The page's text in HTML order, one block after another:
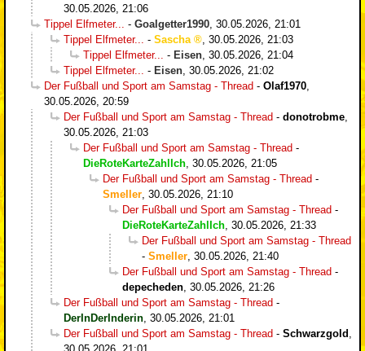
30.05.2026, 21:06
Tippel Elfmeter...
- Goalgetter1990 30.05.2026, 21:01
Tippel Elfmeter...
- Sascha
30.05.2026, 21:03
Tippel Elfmeter...
- Eisen 30.05.2026, 21:04
Tippel Elfmeter...
- Eisen 30.05.2026, 21:02
Der Fußball und Sport am Samstag - Thread - Olaf1970
30.05.2026, 20:59
Der Fußball und Sport am Samstag - Thread - donotrobme
30.05.2026, 21:03
Der Fußball und Sport am Samstag - Thread -
DieRoteKarteZahlIch 30.05.2026, 21:05
Der Fußball und Sport am Samstag - Thread -
Smeller 30.05.2026, 21:10
Der Fußball und Sport am Samstag - Thread -
DieRoteKarteZahlIch 30.05.2026, 21:33
Der Fußball und Sport am Samstag - Thread
- Smeller 30.05.2026, 21:40
Der Fußball und Sport am Samstag - Thread -
depecheden 30.05.2026, 21:26
Der Fußball und Sport am Samstag - Thread -
DerInDerInderin 30.05.2026, 21:01
Der Fußball und Sport am Samstag - Thread - Schwarzgold